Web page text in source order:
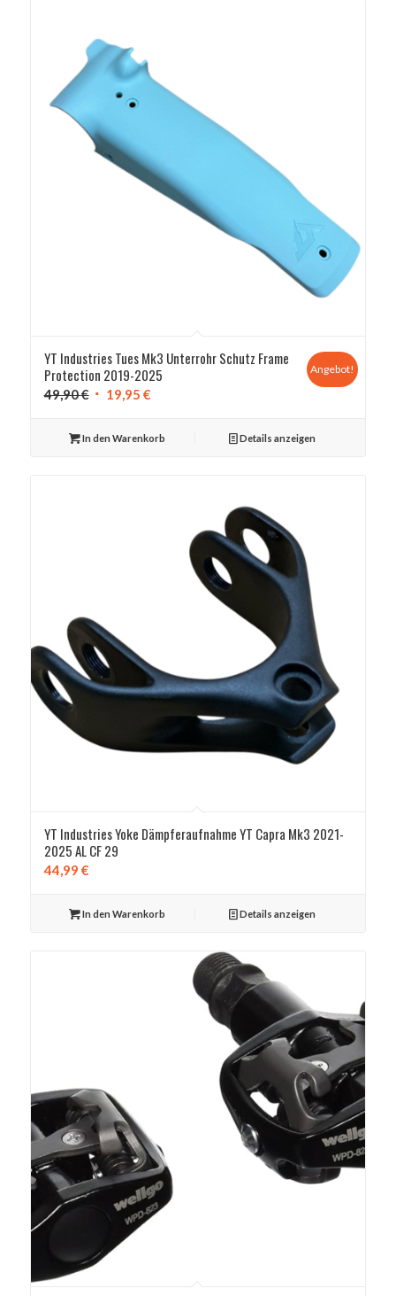
YT Industries Tues Mk3 Unterrohr Schutz Frame
Protection 2019-2025
49,90€ Ursprünglicher
war:
19,95 €Aktueller
ist:
Angebot!
In den Warenkorb Details anzeigen
YT Industries Yoke Dämpferaufnahme YT Capra Mk3 2021-
2025 AL CF 29
44,99 €
In den Warenkorb Details anzeigen